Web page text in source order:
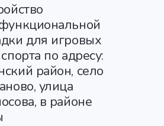
для игровых
по адресу:
район, село
улица
в районе